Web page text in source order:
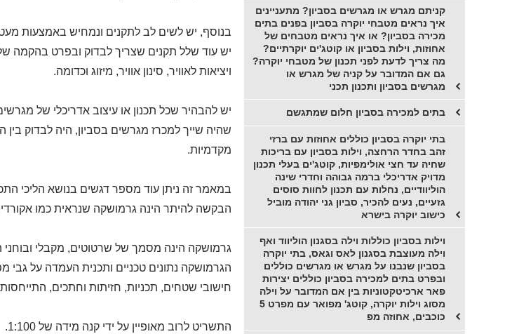
בנוסף, יש לשים לב לתקנים ונמחיש באמצעות
יש עוד שלל תקנים שצריך לבדוק ובפרט בהקמה
ויציאות לאוויר, סינון אוויר, מיזוג וכדומה.
יש להבהיר שכל תכנון או עיצוב אדריכלי של
שהיה שייך למכרז מגרשים בסביון, היה לבדוק בין
מקדמיות.
במאמר זה ניתן עוד מספר דגשים בנושא הליכי
הבקשה להיתר הינה גרמושקה שנראית כמו
גרמושקה הינה מסמך של שרטוטים, מקבלי ובוחני
הגרמושקה נתונים טכניים ותכנית העמדה על גבי
חישובי שטחים, תכניות, חזיתות וחתכים,
התשריט לרוב מאופיין על ידי קנה מידה של 1:100.
קניתם מגרש או מגרשים בסביון? מתעניינים
איך נראים מטבחי יוקרה בסביון בפנים בתים
מכירה בסביון? או איך נראים מטבחים של
אחוזות, וילות בסביון או קוטג'ים יוקרתיים?
מה צריך לדעת לפני תכנון של מטבחי יוקרה?
גם אם המדובר על קניה של מגרש או
מגרשים בסביון ותכנון תכני
בתים למכירה בסביון חלום שמתגשם
בתי יוקרה בסביון כוללים אחוזות עם ברזי
זהב בחדר הרחצה, וילות בסביון עם בריכות
שחיה עד חצי אולימפיות, קוטג'ים בעלי תכנון
מדויק אדריכלי ברמה גבוהה וחדרי שינה
הוליוודיים, נחלות עם תכנון לחוות סוסים
גזעיים, נעים להכיר, סביון גני יהודה מוביל
כישוב יוקרה בישרא
וילות בסביון כוללות וילה בסגנון הוליווד ואף
וילה מעוצבת בסגנון לאס וגאס, בתי יוקרה
בסביון שנבנו על מגרש או מגרשים כוללים
ובפרט בתים למכירה בסביון כוללים יצירות
פאר ארכיטקטוניות בין אם המדובר על וילה
מסוג וילות יוקרה, קוטג' מפואר עם מפרט 5
כוכבים, אחוזה מפ